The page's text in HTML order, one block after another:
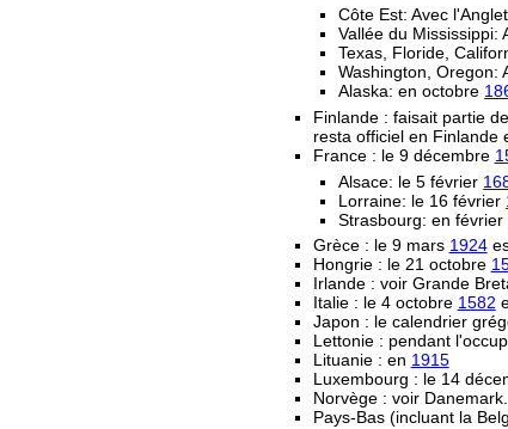
Côte Est: Avec
Vallée du Mississippi:
Texas, Floride,
Washington, Oregon:
Alaska: en octobre
Finlande : faisait partie
resta officiel en Finlande
France : le 9 décembre
Alsace: le 5 février
Lorraine: le 16 février
Strasbourg: en février
Grèce : le 9 mars 1924
Hongrie : le 21 octobre
Irlande : voir Grande
Italie : le 4 octobre 1582
Japon : le calendrier
Lettonie : pendant
Lituanie : en 1915
Luxembourg : le 14
Norvège : voir Danemark.
Pays-Bas (incluant la